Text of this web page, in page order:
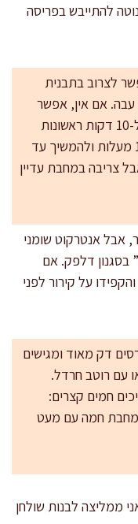
להתייבש בפריסה
לצרוב בתבנית
עבה. אם אין, אפשר
להעלות את התנור ל-230 מעלות ל-10 דקות ראשונות
לקבלת השחמה, ואז להוריד ל-120 מעלות ולהמשיך עד
צריבה במחבת עדיין
אנטרקוט שומני
בסגנון דלפק. אם
על קירור לפני
דק מאוד ומגישים
עם רוטב חרדל.
חמים קצרים:
לכל צד במחבת חמה עם מעט
ממליצה לבנות שולחן